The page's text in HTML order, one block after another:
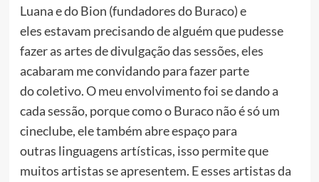
Luana e do Bion (fundadores do Buraco) e
eles estavam precisando de alguém que pudesse
fazer as artes de divulgação das sessões, eles
acabaram me convidando para fazer parte
do coletivo. O meu envolvimento foi se dando a
cada sessão, porque como o Buraco não é só um
cineclube, ele também abre espaço para
outras linguagens artísticas, isso permite que
muitos artistas se apresentem. E esses artistas da